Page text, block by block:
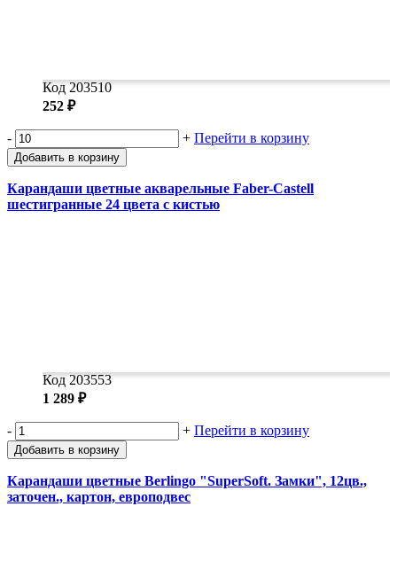
Код 203510
252 ₽
- + Перейти в корзину
Добавить в корзину
Карандаши цветные акварельные Faber-Castell
шестигранные 24 цвета с кистью
Код 203553
1 289 ₽
- + Перейти в корзину
Добавить в корзину
Карандаши цветные Berlingo "SuperSoft. Замки", 12цв.,
заточен., картон, европодвес